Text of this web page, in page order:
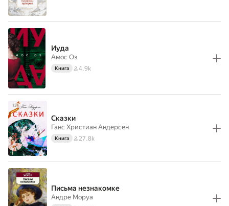
Иуда
Амос Оз
Книга 4.9k
Сказки
Ганс Христиан Андерсен
Книга 27.8k
Письма незнакомке
Андре Моруа